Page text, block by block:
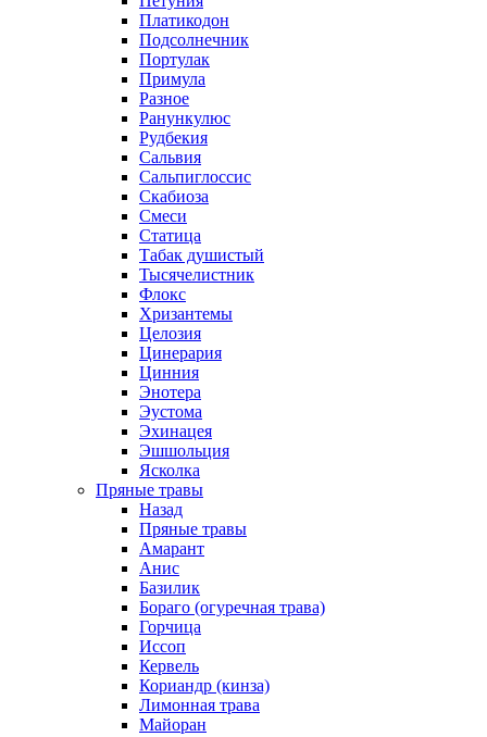
Платикодон
Подсолнечник
Портулак
Примула
Разное
Ранункулюс
Рудбекия
Сальвия
Сальпиглоссис
Скабиоза
Смеси
Статица
Табак душистый
Тысячелистник
Флокс
Хризантемы
Целозия
Цинерария
Цинния
Энотера
Эустома
Эхинацея
Эшшольция
Ясколка
Пряные травы
Назад
Пряные травы
Амарант
Анис
Базилик
Бораго (огуречная трава)
Горчица
Иссоп
Кервель
Кориандр (кинза)
Лимонная трава
Майоран